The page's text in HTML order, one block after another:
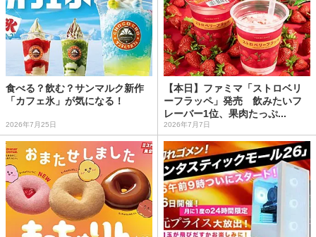
食べる？飲む？サンマルク新作
「カフェ氷」が気になる！
2026年7月25日
【本日】ファミマ「ストロベリ
ーフラッペ」発売 飲みたいフ
レーバー1位、果肉たっぷ...
2026年7月7日